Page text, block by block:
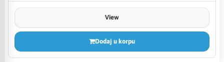
View
Dodaj u korpu